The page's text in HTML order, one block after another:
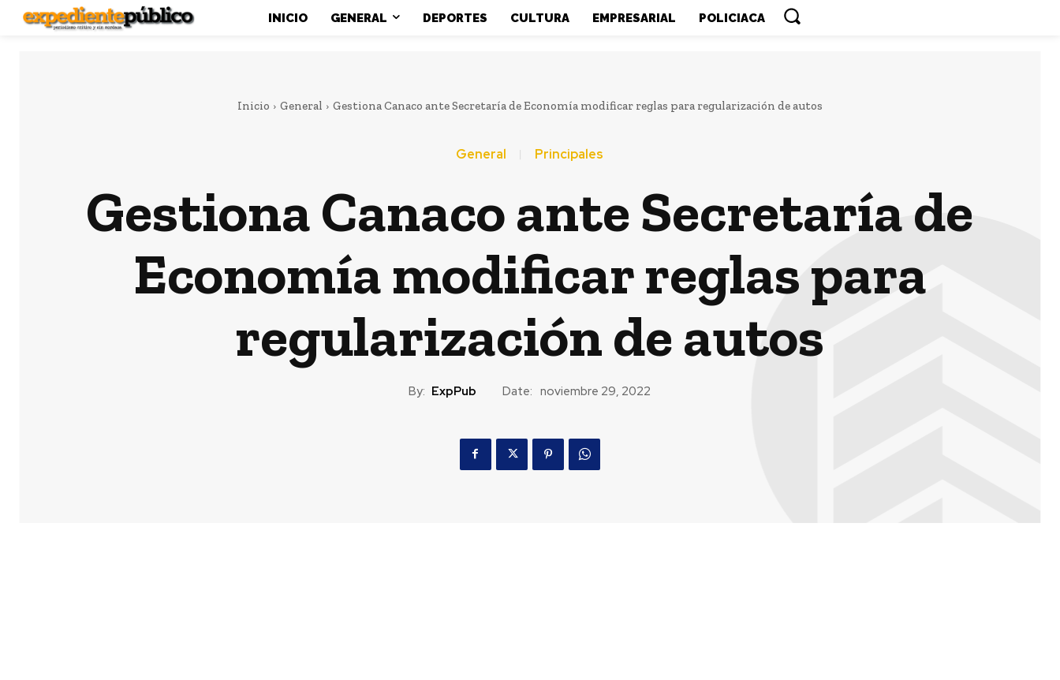
INICIO GENERAL DEPORTES CULTURA EMPRESARIAL POLICIACA
Inicio General Gestiona Canaco ante Secretaría de Economía modificar reglas para regularización de autos
General Principales
Gestiona Canaco ante Secretaría de
Economía modificar reglas para
regularización de autos
By: ExpPub Date: noviembre 29, 2022